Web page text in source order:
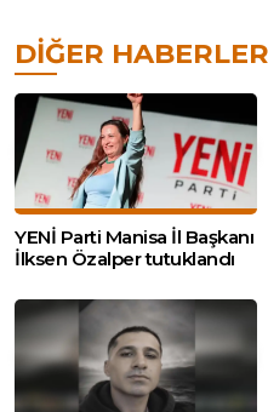
DIĞER HABERLER
YENİ Parti Manisa İl Başkanı
İlksen Özalper tutuklandı